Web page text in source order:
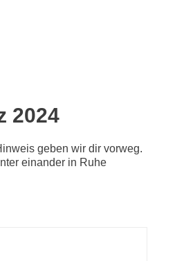
2024
geben wir dir vorweg.
einander in Ruhe